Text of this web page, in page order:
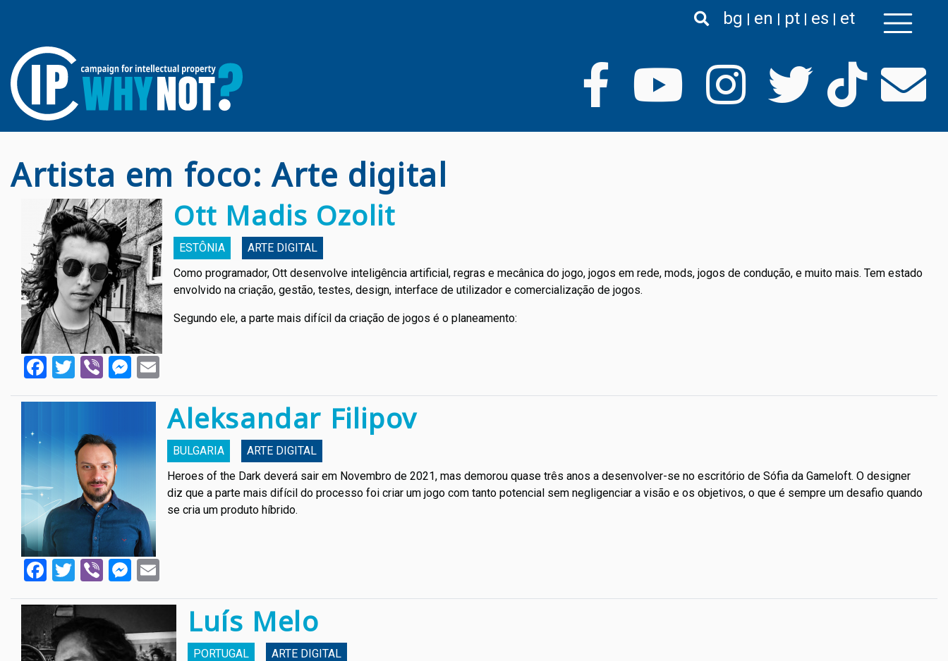
bg en pt es et
Artista em foco: Аrte digital
Ott Madis Ozolit
ESTÔNIA
АRTE DIGITAL
Como programador, Ott desenvolve inteligência artificial, regras e mecânica do jogo, jogos em rede, mods, jogos de condução, e muito mais. Tem estado
envolvido na criação, gestão, testes, design, interface de utilizador e comercialização de jogos.
Segundo ele, a parte mais difícil da criação de jogos é o planeamento:
Facebook
Twitter
ViberMessenger
Aleksandar Filipov
BULGARIA
АRTE DIGITAL
Heroes of the Dark deverá sair em Novembro de 2021, mas demorou quase três anos a desenvolver-se no escritório de Sófia da Gameloft. O designer
diz que a parte mais difícil do processo foi criar um jogo com tanto potencial sem negligenciar a visão e os objetivos, o que é sempre um desafio quando
se cria um produto híbrido.
Facebook
Twitter
ViberMessenger
Luís Melo
PORTUGAL
АRTE DIGITAL